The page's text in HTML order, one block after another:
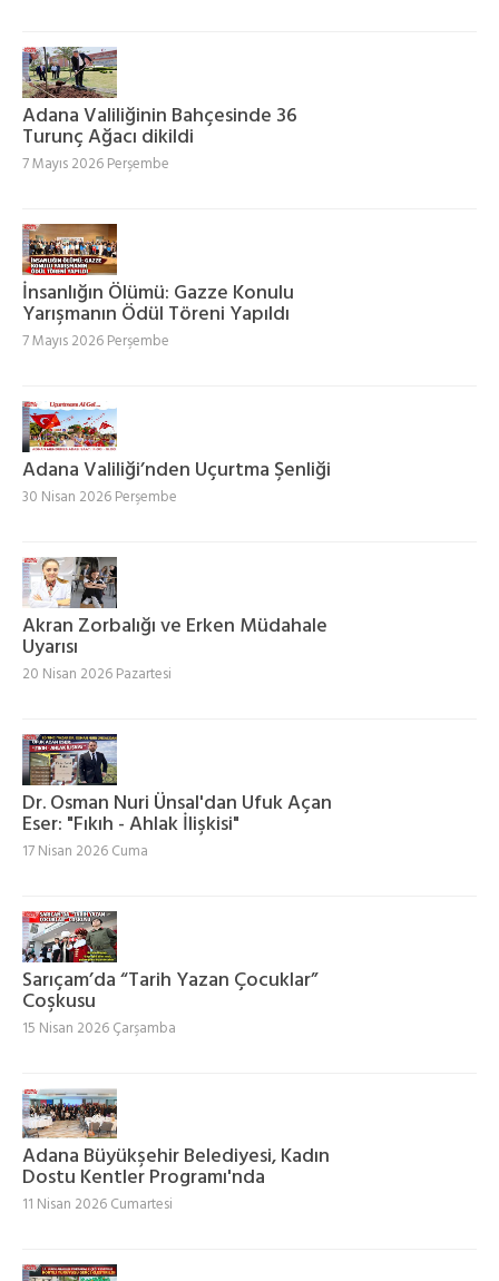
Adana Valiliğinin Bahçesinde 36
Turunç Ağacı dikildi
7 Mayıs 2026 Perşembe
İnsanlığın Ölümü: Gazze Konulu
Yarışmanın Ödül Töreni Yapıldı
7 Mayıs 2026 Perşembe
Adana Valiliği’nden Uçurtma Şenliği
30 Nisan 2026 Perşembe
Akran Zorbalığı ve Erken Müdahale
Uyarısı
20 Nisan 2026 Pazartesi
Dr. Osman Nuri Ünsal'dan Ufuk Açan
Eser: "Fıkıh - Ahlak İlişkisi"
17 Nisan 2026 Cuma
Sarıçam’da “Tarih Yazan Çocuklar”
Coşkusu
15 Nisan 2026 Çarşamba
Adana Büyükşehir Belediyesi, Kadın
Dostu Kentler Programı'nda
11 Nisan 2026 Cumartesi